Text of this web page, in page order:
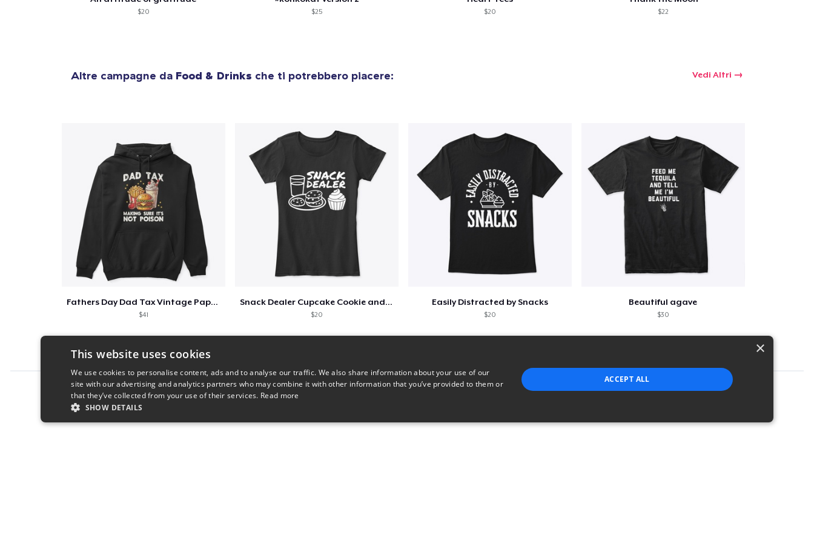
$20 $25 $20 $22
Altre campagne da Food & Drinks che ti potrebbero piacere: Vedi Altri
Fathers Day Dad Tax Vintage Papa T-Shirt
$41
Snack Dealer Cupcake Cookie and Milk
$20
Easily Distracted by Snacks
$20
Beautiful agave
$30
Report this product
35,00 USD
Kids Premium Tee
Women's Boyfriend Tee
25,00 USD
Comfort Colors 1717 | Classic Heavyweight T-Shirt
30,00 USD
Classic Long Sleeve Tee
30,00 USD
Next Level 3600 | Premium Ring-Spun Cotton T-Shirt
×
This website uses cookies
We use cookies to personalise content, ads and to analyse our traffic. We also share information about your use of our
site with our advertising and analytics partners who may combine it with other information that you’ve provided to them or
that they’ve collected from your use of their services. Read more
SHOW DETAILS
ACCEPT ALL